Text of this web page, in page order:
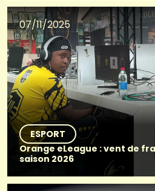
07/11/2025
ESPORT
Orange eLeague : vent de
saison 2026